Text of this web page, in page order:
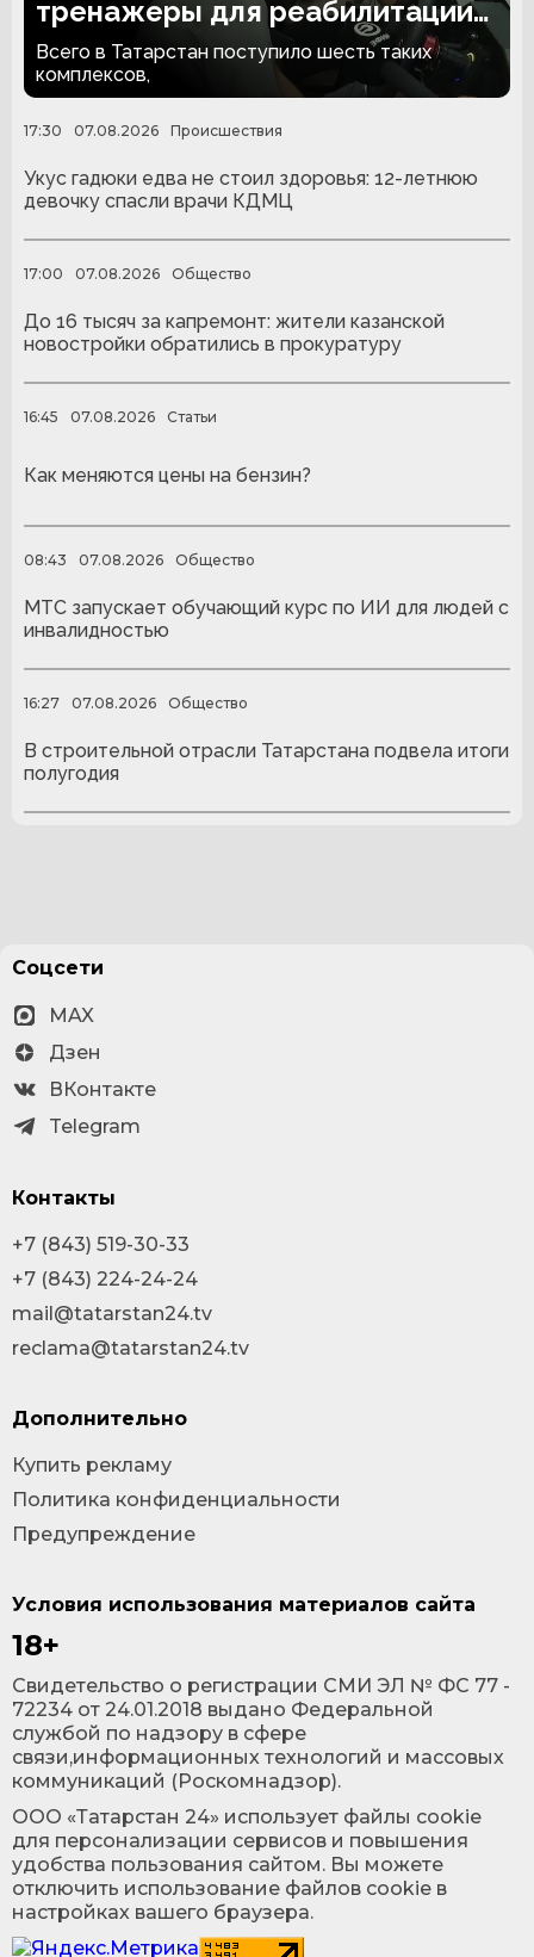
тренажеры для реабилитации
людей с ампутациями
Всего в Татарстан поступило шесть таких
комплексов,
17:30 07.08.2026 Происшествия
Укус гадюки едва не стоил здоровья: 12-летнюю
девочку спасли врачи КДМЦ
17:00 07.08.2026 Общество
До 16 тысяч за капремонт: жители казанской
новостройки обратились в прокуратуру
16:45 07.08.2026 Статьи
Как меняются цены на бензин?
08:43 07.08.2026 Общество
МТС запускает обучающий курс по ИИ для людей с
инвалидностью
16:27 07.08.2026 Общество
В строительной отрасли Татарстана подвела итоги
полугодия
Условия использования материалов сайта
18+
Cвидетельство о регистрации СМИ ЭЛ № ФС 77 -
72234 от 24.01.2018 выдано Федеральной
службой по надзору в сфере
связи,информационных технологий и массовых
коммуникаций (Роскомнадзор).
ООО «Татарстан 24» использует файлы cookie
для персонализации сервисов и повышения
удобства пользования сайтом. Вы можете
отключить использование файлов cookie в
настройках вашего браузера.
Соцсети
MAX
Дзен
ВКонтакте
Telegram
Контакты
+7 (843) 519-30-33
+7 (843) 224-24-24
mail@tatarstan24.tv
reclama@tatarstan24.tv
Дополнительно
Купить рекламу
Политика конфиденциальности
Предупреждение